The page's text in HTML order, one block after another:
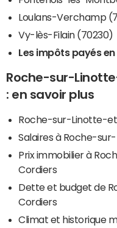
Loulans-Verchamp
Vy-lès-Filain (70230)
Les impôts payés
Roche-sur-
: en savoir plus
Roche-sur-Linotte-
Salaires à Roche-
Prix immobilier à
Cordiers
Dette et budget de
Cordiers
Climat et historique